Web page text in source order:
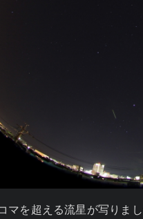
を超える流星が写り